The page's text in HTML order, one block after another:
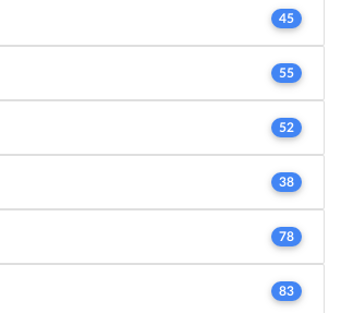
45
55
52
38
78
83